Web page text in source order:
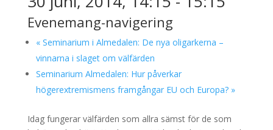
Evenemang-navigering
«Seminarium i Almedalen: De nya oligarkerna –
vinnarna i slaget om välfärden
Seminarium Almedalen: Hur påverkar
högerextremismens framgångar EU och Europa? »
Idag fungerar välfärden som allra sämst för de som